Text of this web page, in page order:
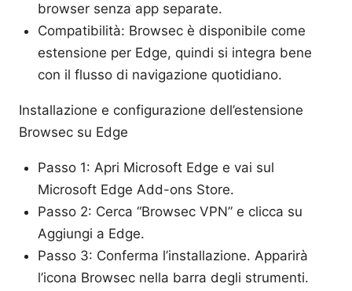
browser senza app separate.
Compatibilità: Browsec è disponibile come
estensione per Edge, quindi si integra bene
con il flusso di navigazione quotidiano.
Installazione e configurazione dell’estensione
Browsec su Edge
Passo 1: Apri Microsoft Edge e vai sul
Microsoft Edge Add-ons Store.
Passo 2: Cerca “Browsec VPN” e clicca su
Aggiungi a Edge.
Passo 3: Conferma l’installazione. Apparirà
l’icona Browsec nella barra degli strumenti.